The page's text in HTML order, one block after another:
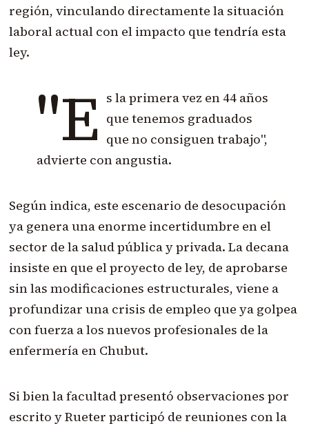
región, vinculando directamente la situación
laboral actual con el impacto que tendría esta
ley.
"E s la primera vez en 44 años
que tenemos graduados
que no consiguen trabajo",
advierte con angustia.
Según indica, este escenario de desocupación
ya genera una enorme incertidumbre en el
sector de la salud pública y privada. La decana
insiste en que el proyecto de ley, de aprobarse
sin las modificaciones estructurales, viene a
profundizar una crisis de empleo que ya golpea
con fuerza a los nuevos profesionales de la
enfermería en Chubut.
Si bien la facultad presentó observaciones por
escrito y Rueter participó de reuniones con la